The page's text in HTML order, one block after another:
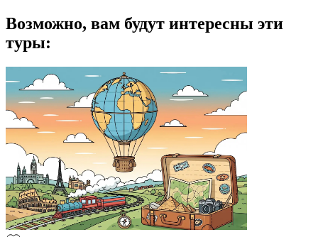
Возможно, вам будут интересны эти
туры: